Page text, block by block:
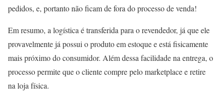
pedidos, e, portanto não ficam de fora do processo de venda!
Em resumo, a logística é transferida para o revendedor, já que ele
provavelmente já possui o produto em estoque e está fisicamente
mais próximo do consumidor. Além dessa facilidade na entrega, o
processo permite que o cliente compre pelo marketplace e retire
na loja física.